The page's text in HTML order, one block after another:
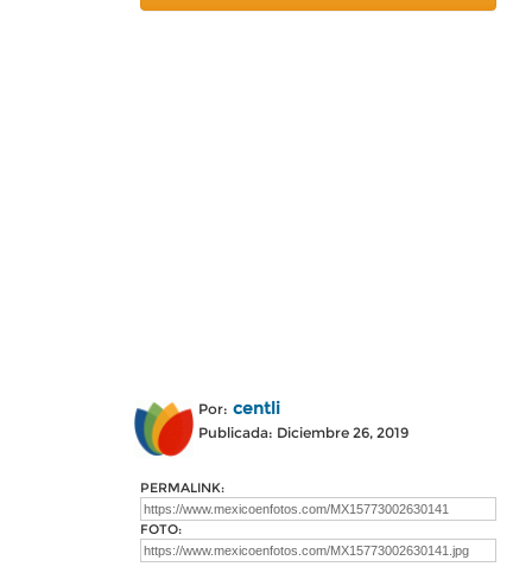
Por: centli
Publicada: Diciembre 26, 2019
PERMALINK:
FOTO: